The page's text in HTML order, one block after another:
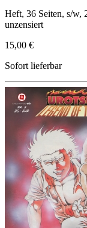
Heft, 36 Seiten, s/w,
unzensiert
15,00 €
Sofort lieferbar